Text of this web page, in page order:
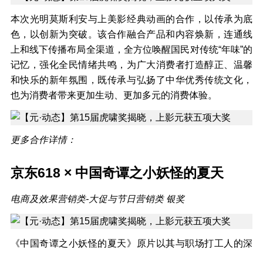
本次光明莫斯利安与上美影经典动画的合作，以传承为底
色，以创新为突破。该合作融合产品和内容焕新，连通线
上和线下传播布局全渠道，全方位唤醒国民对传统“年味”的
记忆，强化全民情绪共鸣，为广大消费者打造醇正、温馨
和快乐的新年氛围，既传承与弘扬了中华优秀传统文化，
也为消费者带来更加生动、更加多元的消费体验。
更多合作详情：
京东618 × 中国奇谭之小妖怪的夏天
电商及效果营销类-大促与节日营销类 银奖
《中国奇谭之小妖怪的夏天》原片以其与职场打工人的深